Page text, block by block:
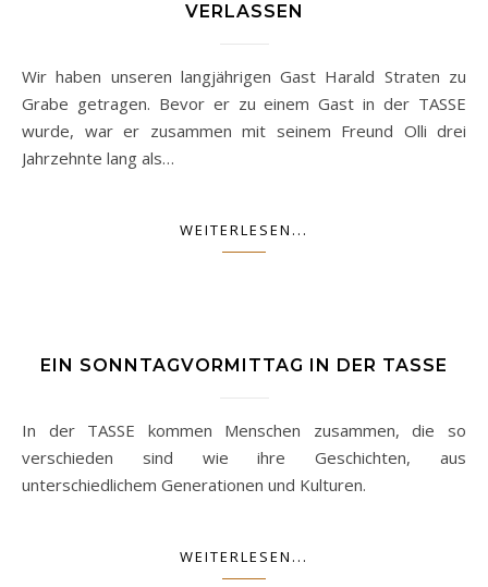
VERLASSEN
Wir haben unseren langjährigen Gast Harald Straten zu
Grabe getragen. Bevor er zu einem Gast in der TASSE
wurde, war er zusammen mit seinem Freund Olli drei
Jahrzehnte lang als…
WEITERLESEN...
EIN SONNTAGVORMITTAG IN DER TASSE
In der TASSE kommen Menschen zusammen, die so
verschieden sind wie ihre Geschichten, aus
unterschiedlichem Generationen und Kulturen.
WEITERLESEN...